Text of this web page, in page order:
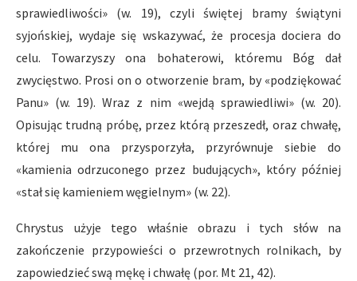
sprawiedliwości» (w. 19), czyli świętej bramy świątyni
syjońskiej, wydaje się wskazywać, że procesja dociera do
celu. Towarzyszy ona bohaterowi, któremu Bóg dał
zwycięstwo. Prosi on o otworzenie bram, by «podziękować
Panu» (w. 19). Wraz z nim «wejdą sprawiedliwi» (w. 20).
Opisując trudną próbę, przez którą przeszedł, oraz chwałę,
której mu ona przysporzyła, przyrównuje siebie do
«kamienia odrzuconego przez budujących», który później
«stał się kamieniem węgielnym» (w. 22).
Chrystus użyje tego właśnie obrazu i tych słów na
zakończenie przypowieści o przewrotnych rolnikach, by
zapowiedzieć swą mękę i chwałę (por. Mt 21, 42).